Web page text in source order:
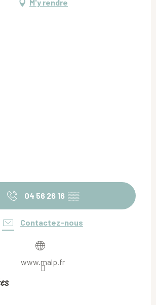
M'y rendre
04 56 26 16 ▒▒
Contactez-nous
www.malp.fr